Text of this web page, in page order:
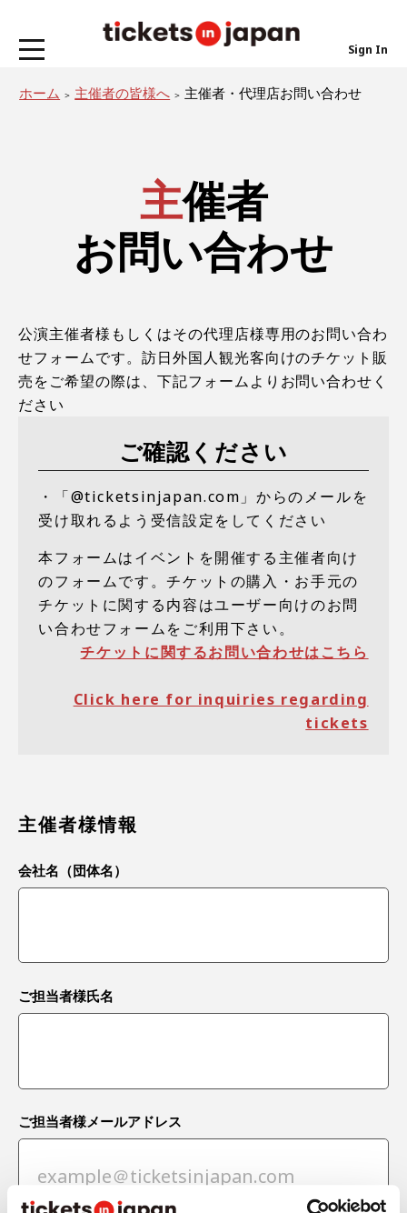
Sign In
ホーム 主催者の皆様へ 主催者・代理店お問い合わせ
主催者
お問い合わせ
公演主催者様もしくはその代理店様専用のお問い合わ
せフォームです。訪日外国人観光客向けのチケット販
売をご希望の際は、下記フォームよりお問い合わせく
ださい
ご確認ください
・「@ticketsinjapan.com」からのメールを
受け取れるよう受信設定をしてください
本フォームはイベントを開催する主催者向け
のフォームです。チケットの購入・お手元の
チケットに関する内容はユーザー向けのお問
い合わせフォームをご利用下さい。
チケットに関するお問い合わせはこちら
Click here for inquiries regarding
tickets
主催者様情報
会社名（団体名）
ご担当者様氏名
ご担当者様メールアドレス